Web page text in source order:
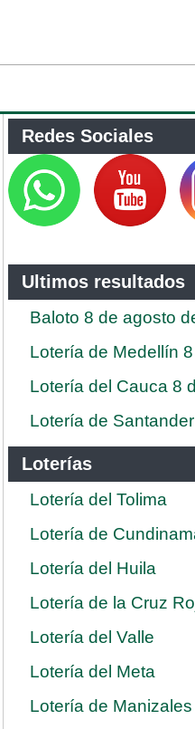
Redes Sociales
Ultimos resultados
Baloto 8 de agosto
Lotería de Medellín
Lotería del Cauca 8
Lotería de
Loterías
Lotería del Tolima
Lotería de
Lotería del Huila
Lotería de la Cruz
Lotería del Valle
Lotería del Meta
Lotería de Manizales